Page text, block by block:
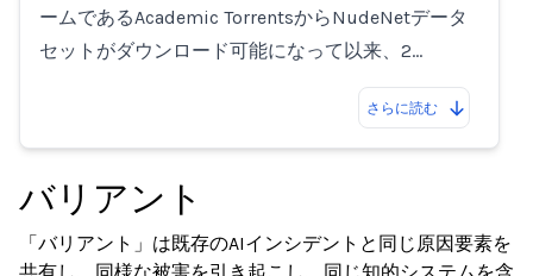
ームであるAcademic TorrentsからNudeNetデータ
セットがダウンロード可能になって以来、2…
さらに読む
バリアント
「バリアント」は既存のAIインシデントと同じ原因要素を